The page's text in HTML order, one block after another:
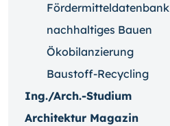
Fördermitteldatenbank
nachhaltiges Bauen
Ökobilanzierung
Baustoff-Recycling
Ing./Arch.-Studium
Architektur Magazin